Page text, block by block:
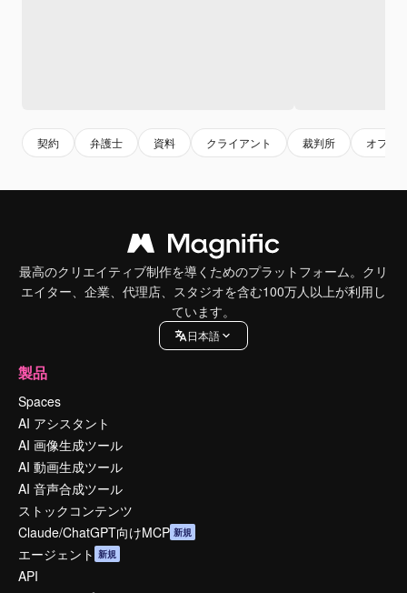
契約 弁護士 資料 クライアント 裁判所 オフィ
最高のクリエイティブ制作を導くためのプラットフォーム。クリ
エイター、企業、代理店、スタジオを含む100万人以上が利用し
ています。
日本語
製品
Spaces
AI アシスタント
AI 画像生成ツール
AI 動画生成ツール
AI 音声合成ツール
ストックコンテンツ
Claude/ChatGPT向けMCP 新規
エージェント 新規
API